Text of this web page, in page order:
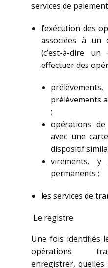
services de
l’exécution des
associées à un
(c’est-à-dire
effectuer des
prélèvements
;
opérations de
avec une
dispositif
virements, y
permanents ;
les services de
Le registre
Une fois identifiés
opérations
enregistrer,